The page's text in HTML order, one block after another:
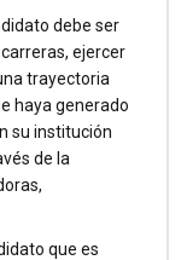
debe ser
ejercer
trayectoria
haya generado
su institución
de la
que es